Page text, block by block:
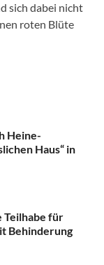
sich dabei nicht
roten Blüte
Heine-
Haus“ in
Teilhabe für
Behinderung